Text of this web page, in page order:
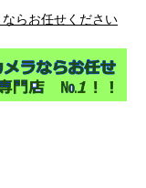
らお任せください